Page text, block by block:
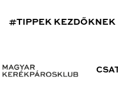
#TIPPEK KEZDŐKNEK